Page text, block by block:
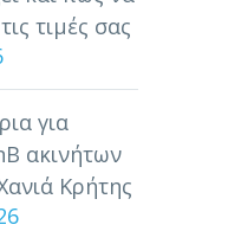
τιμές σας
για
ακινήτων
Κρήτης